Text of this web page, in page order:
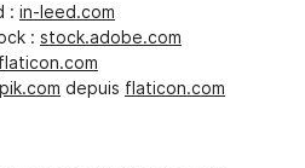
: in-leed.com
: stock.adobe.com
flaticon.com
depuis flaticon.com